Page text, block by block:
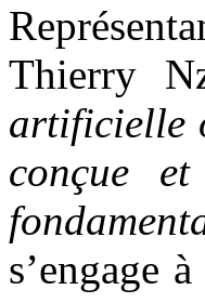
Thierry
artificielle
conçue
s’engage